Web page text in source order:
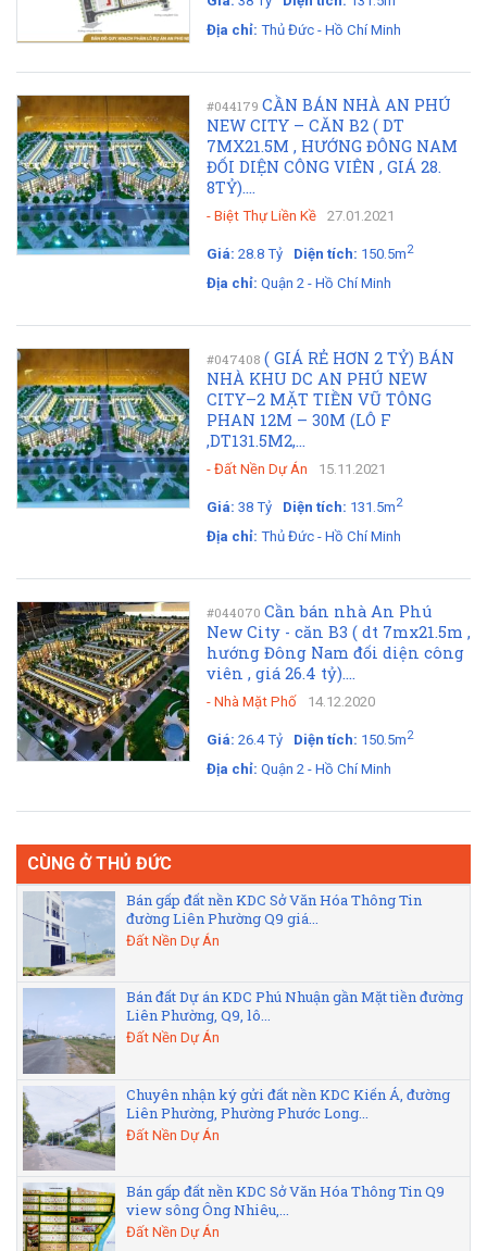
Địa chỉ: Thủ Đức - Hồ Chí Minh
#044179 CẦN BÁN NHÀ AN PHÚ
NEW CITY – CĂN B2 ( DT
7MX21.5M , HƯỚNG ĐÔNG NAM
ĐỐI DIỆN CÔNG VIÊN , GIÁ 28.
8TỶ)....
- Biệt Thự Liền Kề 27.01.2021
Giá: 28.8 Tỷ Diện tích: 150.5m2
Địa chỉ: Quận 2 - Hồ Chí Minh
#047408 ( GIÁ RẺ HƠN 2 TỶ) BÁN
NHÀ KHU DC AN PHÚ NEW
CITY–2 MẶT TIỀN VŨ TÔNG
PHAN 12M – 30M (LÔ F
,DT131.5M2,...
- Đất Nền Dự Án 15.11.2021
Giá: 38 Tỷ Diện tích: 131.5m2
Địa chỉ: Thủ Đức - Hồ Chí Minh
#044070 Cần bán nhà An Phú
New City - căn B3 ( dt 7mx21.5m ,
hướng Đông Nam đối diện công
viên , giá 26.4 tỷ)....
- Nhà Mặt Phố 14.12.2020
Giá: 26.4 Tỷ Diện tích: 150.5m2
Địa chỉ: Quận 2 - Hồ Chí Minh
CÙNG Ở THỦ ĐỨC
Bán gấp đất nền KDC Sở Văn Hóa Thông Tin
đường Liên Phường Q9 giá...
Đất Nền Dự Án
Bán đất Dự án KDC Phú Nhuận gần Mặt tiền đường
Liên Phường, Q9, lô...
Đất Nền Dự Án
Chuyên nhận ký gửi đất nền KDC Kiến Á, đường
Liên Phường, Phường Phước Long...
Đất Nền Dự Án
Bán gấp đất nền KDC Sở Văn Hóa Thông Tin Q9
view sông Ông Nhiêu,...
Đất Nền Dự Án